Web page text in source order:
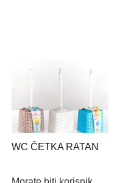
WC ČETKA RATAN